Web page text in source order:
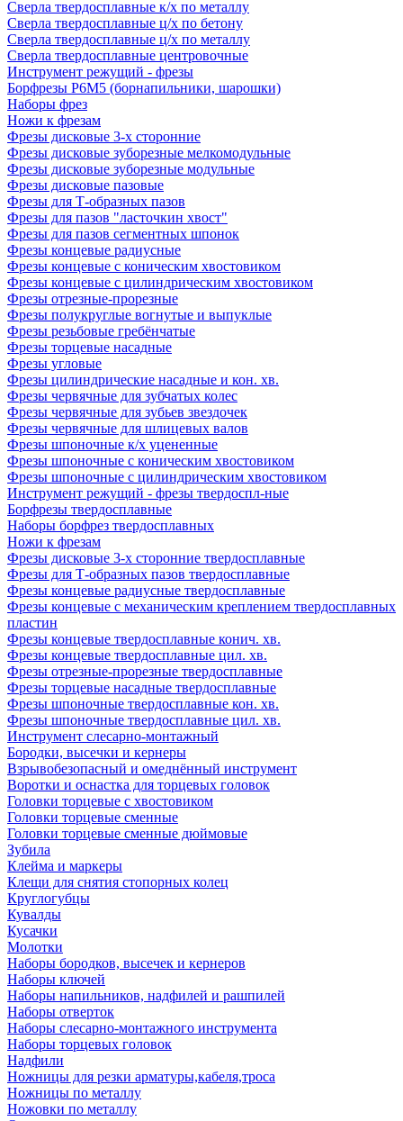
Сверла твердосплавные к/х по металлу
Сверла твердосплавные ц/х по бетону
Сверла твердосплавные ц/х по металлу
Сверла твердосплавные центровочные
Инструмент режущий - фрезы
Борфрезы Р6М5 (борнапильники, шарошки)
Наборы фрез
Ножи к фрезам
Фрезы дисковые 3-х сторонние
Фрезы дисковые зуборезные мелкомодульные
Фрезы дисковые зуборезные модульные
Фрезы дисковые пазовые
Фрезы для Т-образных пазов
Фрезы для пазов "ласточкин хвост"
Фрезы для пазов сегментных шпонок
Фрезы концевые радиусные
Фрезы концевые с коническим хвостовиком
Фрезы концевые с цилиндрическим хвостовиком
Фрезы отрезные-прорезные
Фрезы полукруглые вогнутые и выпуклые
Фрезы резьбовые гребёнчатые
Фрезы торцевые насадные
Фрезы угловые
Фрезы цилиндрические насадные и кон. хв.
Фрезы червячные для зубчатых колес
Фрезы червячные для зубьев звездочек
Фрезы червячные для шлицевых валов
Фрезы шпоночные к/х уцененные
Фрезы шпоночные с коническим хвостовиком
Фрезы шпоночные с цилиндрическим хвостовиком
Инструмент режущий - фрезы твердоспл-ные
Борфрезы твердосплавные
Наборы борфрез твердосплавных
Ножи к фрезам
Фрезы дисковые 3-х сторонние твердосплавные
Фрезы для Т-образных пазов твердосплавные
Фрезы концевые радиусные твердосплавные
Фрезы концевые с механическим креплением твердосплавных
пластин
Фрезы концевые твердосплавные конич. хв.
Фрезы концевые твердосплавные цил. хв.
Фрезы отрезные-прорезные твердосплавные
Фрезы торцевые насадные твердосплавные
Фрезы шпоночные твердосплавные кон. хв.
Фрезы шпоночные твердосплавные цил. хв.
Инструмент слесарно-монтажный
Бородки, высечки и кернеры
Взрывобезопасный и омеднённый инструмент
Воротки и оснаcтка для торцевых головок
Головки торцевые с хвостовиком
Головки торцевые сменные
Головки торцевые сменные дюймовые
Зубила
Клейма и маркеры
Клещи для снятия стопорных колец
Круглогубцы
Кувалды
Кусачки
Молотки
Наборы бородков, высечек и кернеров
Наборы ключей
Наборы напильников, надфилей и рашпилей
Наборы отверток
Наборы слесарно-монтажного инструмента
Наборы торцевых головок
Надфили
Ножницы для резки арматуры,кабеля,троса
Ножницы по металлу
Ножовки по металлу